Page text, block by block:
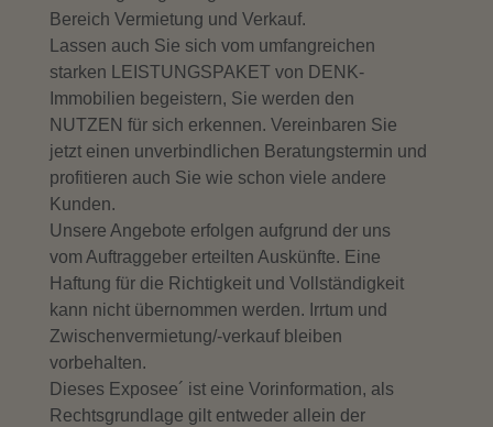
Bereich Vermietung und Verkauf.
Lassen auch Sie sich vom umfangreichen
starken LEISTUNGSPAKET von DENK-
Immobilien begeistern, Sie werden den
NUTZEN für sich erkennen. Vereinbaren Sie
jetzt einen unverbindlichen Beratungstermin und
profitieren auch Sie wie schon viele andere
Kunden.
Unsere Angebote erfolgen aufgrund der uns
vom Auftraggeber erteilten Auskünfte. Eine
Haftung für die Richtigkeit und Vollständigkeit
kann nicht übernommen werden. Irrtum und
Zwischenvermietung/-verkauf bleiben
vorbehalten.
Dieses Exposee´ ist eine Vorinformation, als
Rechtsgrundlage gilt entweder allein der